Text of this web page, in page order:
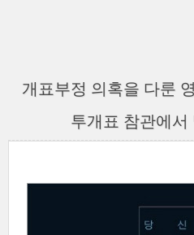
개표부정 의혹을 다룬
투개표 참관에서